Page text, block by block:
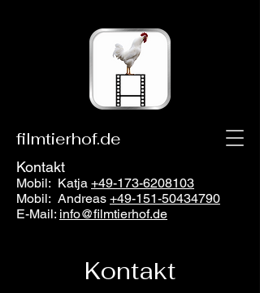
filmtierhof.de
Kontakt
Mobil: Katja +49-173-6208103
Mobil: Andreas +49-151-50434790
E-Mail: info@filmtierhof.de
Kontakt